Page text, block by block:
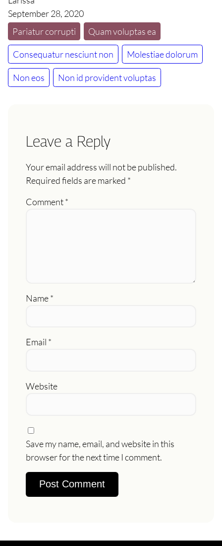
September 28, 2020
Pariatur corrupti
Quam voluptas ea
Consequatur nesciunt non Molestiae dolorum
Non eos Non id provident voluptas
Leave a Reply
Your email address will not be published.
Required fields are marked *
Comment*
Name*
Email *
Website
Save my name, email, and website in this
browser for the next time I comment.